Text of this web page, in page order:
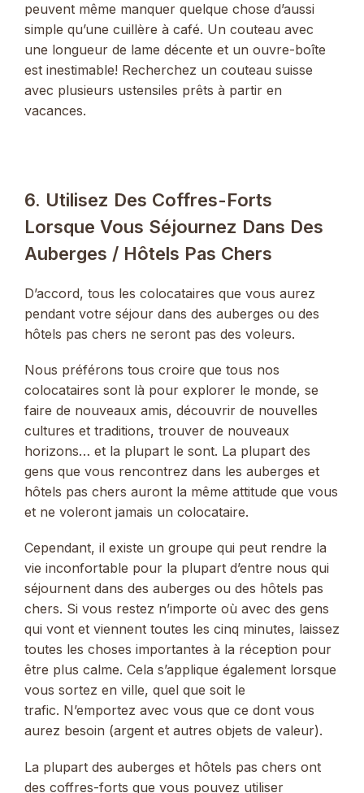
peuvent même manquer quelque chose d’aussi
simple qu’une cuillère à café. Un couteau avec
une longueur de lame décente et un ouvre-boîte
est inestimable! Recherchez un couteau suisse
avec plusieurs ustensiles prêts à partir en
vacances.
6. Utilisez Des Coffres-Forts
Lorsque Vous Séjournez Dans Des
Auberges / Hôtels Pas Chers
D’accord, tous les colocataires que vous aurez
pendant votre séjour dans des auberges ou des
hôtels pas chers ne seront pas des voleurs.
Nous préférons tous croire que tous nos
colocataires sont là pour explorer le monde, se
faire de nouveaux amis, découvrir de nouvelles
cultures et traditions, trouver de nouveaux
horizons… et la plupart le sont. La plupart des
gens que vous rencontrez dans les auberges et
hôtels pas chers auront la même attitude que vous
et ne voleront jamais un colocataire.
Cependant, il existe un groupe qui peut rendre la
vie inconfortable pour la plupart d’entre nous qui
séjournent dans des auberges ou des hôtels pas
chers. Si vous restez n’importe où avec des gens
qui vont et viennent toutes les cinq minutes, laissez
toutes les choses importantes à la réception pour
être plus calme. Cela s’applique également lorsque
vous sortez en ville, quel que soit le
trafic. N’emportez avec vous que ce dont vous
aurez besoin (argent et autres objets de valeur).
La plupart des auberges et hôtels pas chers ont
des coffres-forts que vous pouvez utiliser